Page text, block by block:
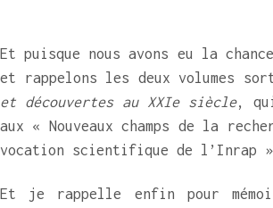
Et puisque nous avons eu la
et rappelons les deux volumes
et découvertes au XXIe siècle,
aux « Nouveaux champs de la
vocation scientifique de l’Inrap ».
Et je rappelle enfin pour